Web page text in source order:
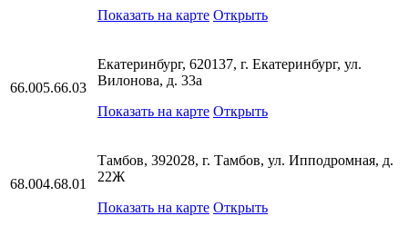
Показать на карте Открыть
66.005.66.03
Екатеринбург, 620137, г. Екатеринбург, ул.
Вилонова, д. 33а
Показать на карте Открыть
68.004.68.01
Тамбов, 392028, г. Тамбов, ул. Ипподромная, д.
22Ж
Показать на карте Открыть